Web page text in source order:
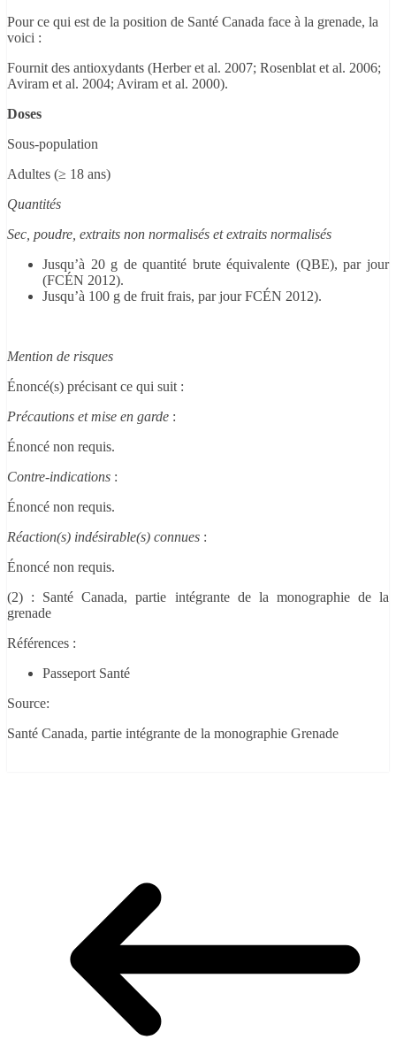
Pour ce qui est de la position de Santé Canada face à la grenade, la
voici :
Fournit des antioxydants (Herber et al. 2007; Rosenblat et al. 2006;
Aviram et al. 2004; Aviram et al. 2000).
Doses
Sous-population
Adultes (≥ 18 ans)
Quantités
Sec, poudre, extraits non normalisés et extraits normalisés
Jusqu’à 20 g de quantité brute équivalente (QBE), par jour
(FCÉN 2012).
Jusqu’à 100 g de fruit frais, par jour FCÉN 2012).
Mention de risques
Énoncé(s) précisant ce qui suit :
Précautions et mise en garde :
Énoncé non requis.
Contre-indications :
Énoncé non requis.
Réaction(s) indésirable(s) connues :
Énoncé non requis.
(2) : Santé Canada, partie intégrante de la monographie de la
grenade
Références :
Passeport Santé
Source:
Santé Canada, partie intégrante de la monographie Grenade